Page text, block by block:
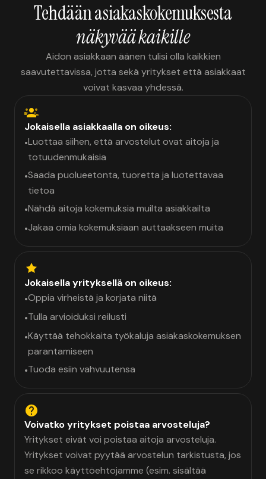
Tehdään asiakaskokemuksesta
näkyvää kaikille
Aidon asiakkaan äänen tulisi olla kaikkien
saavutettavissa, jotta sekä yritykset että asiakkaat
voivat kasvaa yhdessä.
Jokaisella asiakkaalla on oikeus:
•Luottaa siihen, että arvostelut ovat aitoja ja
totuudenmukaisia
•Saada puolueetonta, tuoretta ja luotettavaa
tietoa
•Nähdä aitoja kokemuksia muilta asiakkailta
•Jakaa omia kokemuksiaan auttaakseen muita
Jokaisella yrityksellä on oikeus:
•Oppia virheistä ja korjata niitä
•Tulla arvioiduksi reilusti
•Käyttää tehokkaita työkaluja asiakaskokemuksen
parantamiseen
•Tuoda esiin vahvuutensa
Voivatko yritykset poistaa arvosteluja?
Yritykset eivät voi poistaa aitoja arvosteluja.
Yritykset voivat pyytää arvostelun tarkistusta, jos
se rikkoo käyttöehtojamme (esim. sisältää